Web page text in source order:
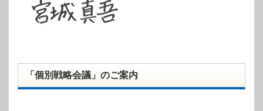
「個別戦略会議」のご案内